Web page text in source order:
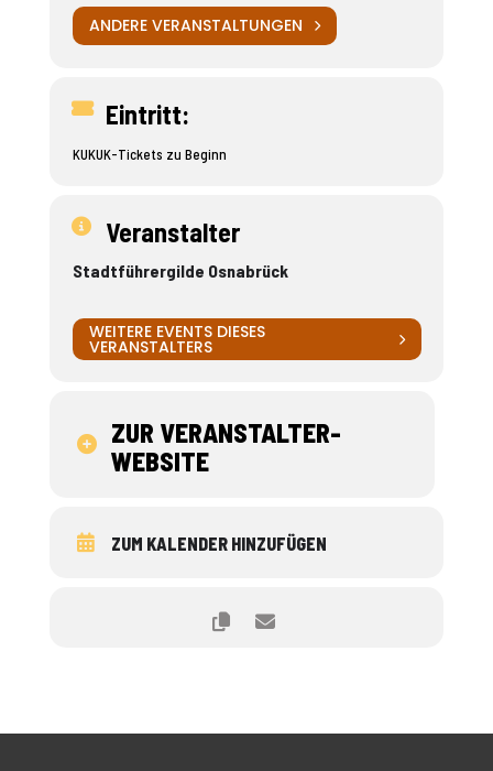
ANDERE VERANSTALTUNGEN
Eintritt:
KUKUK-Tickets zu Beginn
Veranstalter
Stadtführergilde Osnabrück
WEITERE EVENTS DIESES
VERANSTALTERS
ZUR VERANSTALTER-
WEBSITE
ZUM KALENDER HINZUFÜGEN